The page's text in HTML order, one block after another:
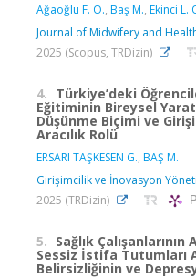
Ağaoğlu F. O., Baş M., Ekinci L.
Journal of Midwifery and
2025 (Scopus, TRDizin)
4. Türkiye’deki
Eğitiminin Bireysel
Düşünme Biçimi ve
Aracılık Rolü
ERSARI TAŞKESEN G., BAŞ M.
Girişimcilik ve İnovasyon
2025 (TRDizin)
5. Sağlık Çalışanlarının
Sessiz İstifa Tutumları
Belirsizliğinin ve